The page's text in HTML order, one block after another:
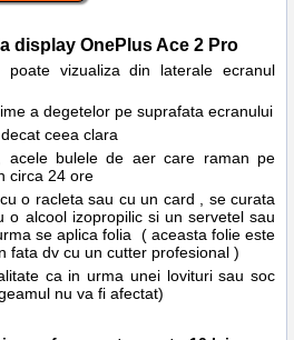
display OnePlus Ace 2 Pro
vizualiza din laterale ecranul
a degetelor pe suprafata ecranului
ceea clara
acele bulele de aer care raman pe
circa 24 ore
o racleta sau cu un card , se curata
o alcool izopropilic si un servetel sau
se aplica folia ( aceasta folie este
fata dv cu un cutter profesional )
ca in urma unei lovituri sau soc
nu va fi afectat)